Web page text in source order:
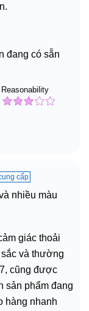
đang có sẵn
Reasonability
cấp
nhiều màu
giác thoải
và thường
cũng được
sản phẩm đang
hàng nhanh